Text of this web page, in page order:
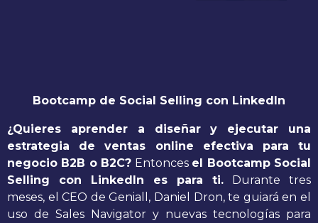
Bootcamp de Social Selling con LinkedIn
¿Quieres aprender a diseñar y ejecutar una
estrategia de ventas online efectiva para tu
negocio B2B o B2C? Entonces el Bootcamp Social
Selling con LinkedIn es para ti. Durante tres
meses, el CEO de Geniall, Daniel Dron, te guiará en el
uso de Sales Navigator y nuevas tecnologías para